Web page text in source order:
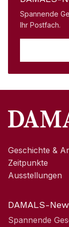
Spannende
Ihr Postfach.
Geschichte &
Zeitpunkte
Ausstellungen
DAMALS-
Spannende